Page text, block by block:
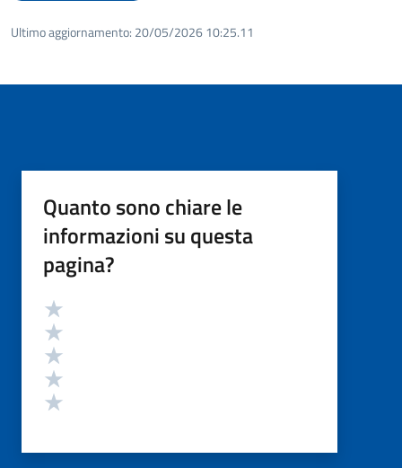
Ultimo aggiornamento: 20/05/2026 10:25.11
Quanto sono chiare le
informazioni su questa
pagina?
Valutazione